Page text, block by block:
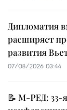
Дипломатия
расширяет
развития
07/08/2026 03:44
📝 М-РЕД: 33-